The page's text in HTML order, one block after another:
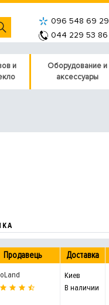
096 548 69 29
044 229 53 86
и
Оборудование и
аксессуары
Продавець Доставка
Киев
В наличии